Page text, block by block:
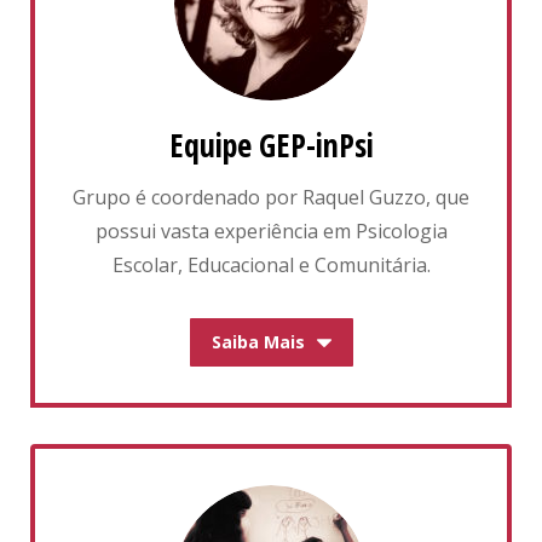
Equipe GEP-inPsi
Grupo é coordenado por Raquel Guzzo, que
possui vasta experiência em Psicologia
Escolar, Educacional e Comunitária.
Saiba Mais